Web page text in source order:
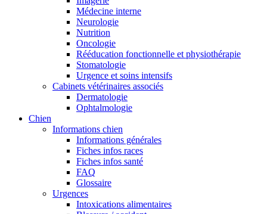
Médecine interne
Neurologie
Nutrition
Oncologie
Rééducation fonctionnelle et physiothérapie
Stomatologie
Urgence et soins intensifs
Cabinets vétérinaires associés
Dermatologie
Ophtalmologie
Chien
Informations chien
Informations générales
Fiches infos races
Fiches infos santé
FAQ
Glossaire
Urgences
Intoxications alimentaires